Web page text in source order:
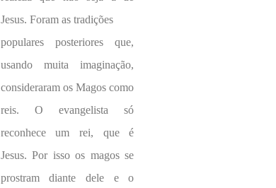
Jesus. Foram as tradições
populares posteriores que,
usando muita imaginação,
consideraram os Magos como
reis. O evangelista só
reconhece um rei, que é
Jesus. Por isso os magos se
prostramdiante dele e o